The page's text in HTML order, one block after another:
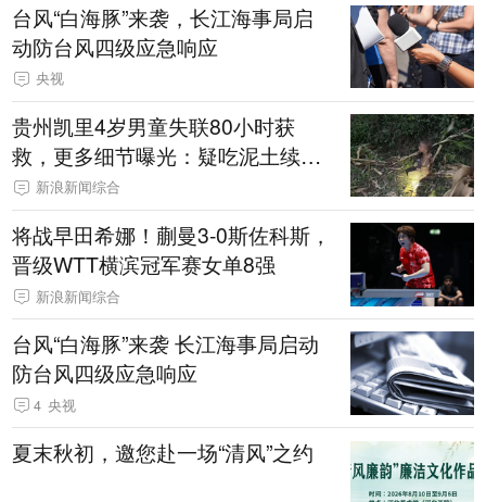
台风“白海豚”来袭，长江海事局启
动防台风四级应急响应
央视
贵州凯里4岁男童失联80小时获
救，更多细节曝光：疑吃泥土续
命，搜救至20米附近错过多找3天
新浪新闻综合
将战早田希娜！蒯曼3-0斯佐科斯，
晋级WTT横滨冠军赛女单8强
新浪新闻综合
台风“白海豚”来袭 长江海事局启动
防台风四级应急响应
4 央视
夏末秋初，邀您赴一场“清风”之约